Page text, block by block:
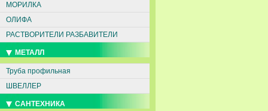
МОРИЛКА
ОЛИФА
РАСТВОРИТЕЛИ РАЗБАВИТЕЛИ
МЕТАЛЛ
Труба профильная
ШВЕЛЛЕР
САНТЕХНИКА